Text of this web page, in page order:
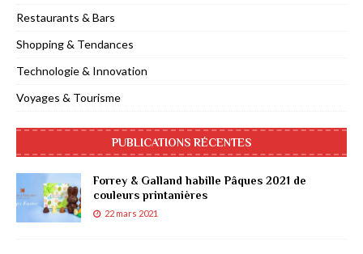
Restaurants & Bars
Shopping & Tendances
Technologie & Innovation
Voyages & Tourisme
PUBLICATIONS RÉCENTES
Forrey & Galland habille Pâques 2021 de
couleurs printanières
22 mars 2021